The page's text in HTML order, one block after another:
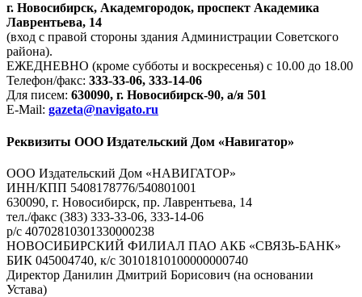
г. Новосибирск, Академгородок, проспект Академика
Лаврентьева, 14
(вход с правой стороны здания Администрации Советского
района).
ЕЖЕДНЕВНО (кроме субботы и воскресенья) с 10.00 до 18.00
Телефон/факс: 333-33-06, 333-14-06
Для писем: 630090, г. Новосибирск-90, а/я 501
E-Mail: gazeta@navigato.ru
Реквизиты ООО Издательский Дом «Навигатор»
ООО Издательский Дом «НАВИГАТОР»
ИНН/КПП 5408178776/540801001
630090, г. Новосибирск, пр. Лаврентьева, 14
тел./факс (383) 333-33-06, 333-14-06
р/с 40702810301330000238
НОВОСИБИРСКИЙ ФИЛИАЛ ПАО АКБ «СВЯЗЬ-БАНК»
БИК 045004740, к/с 30101810100000000740
Директор Данилин Дмитрий Борисович (на основании
Устава)